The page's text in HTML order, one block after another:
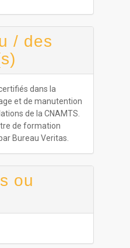
/ des
dans la
et de manutention
de la CNAMTS.
de formation
Bureau Veritas.
ou